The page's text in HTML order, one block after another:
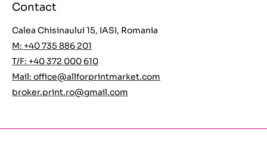
Contact
Calea Chisinaului 15, IASI, Romania
M: +40 735 886 201
T/F: +40 372 000 610
Mail: office@allforprintmarket.com
broker.print.ro@gmail.com